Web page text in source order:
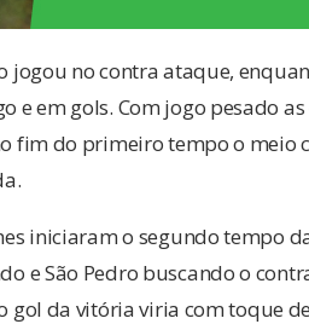
jogou no contra ataque,
e em gols. Com jogo pesado
fim do primeiro tempo o meio
iniciaram o segundo tempo
e São Pedro buscando o
gol da vitória viria com toque